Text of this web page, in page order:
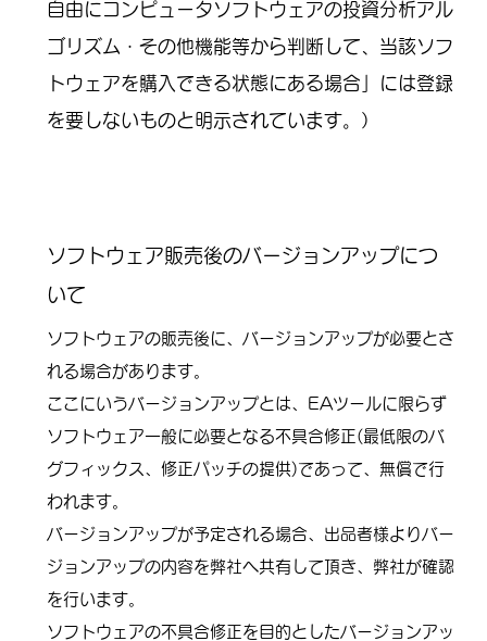
自由にコンピュータソフトウェアの投資分析アル
ゴリズム・その他機能等から判断して、当該ソフ
トウェアを購入できる状態にある場合」には登録
を要しないものと明示されています。）
ソフトウェア販売後のバージョンアップにつ
いて
ソフトウェアの販売後に、バージョンアップが必要とさ
れる場合があります。
ここにいうバージョンアップとは、EAツールに限らず
ソフトウェア一般に必要となる不具合修正(最低限のバ
グフィックス、修正パッチの提供)であって、無償で行
われます。
バージョンアップが予定される場合、出品者様よりバー
ジョンアップの内容を弊社へ共有して頂き、弊社が確認
を行います。
ソフトウェアの不具合修正を目的としたバージョンアッ